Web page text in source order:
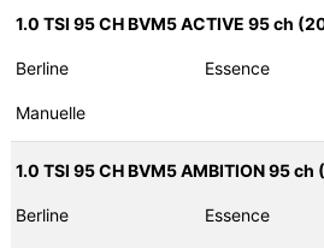
1.0 TSI 95 CH BVM5 ACTIVE 95 ch
Berline Essence
Manuelle
1.0 TSI 95 CH BVM5 AMBITION 95
Berline Essence